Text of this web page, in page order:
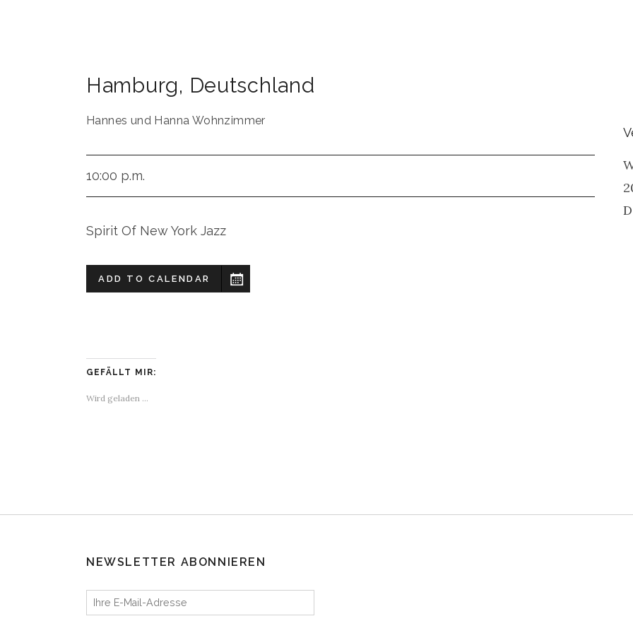
Hamburg, Deutschland
Hannes und Hanna Wohnzimmer
10:00 p.m.
Spirit Of New York Jazz
ADD TO CALENDAR
GEFÄLLT MIR:
Wird geladen …
NEWSLETTER ABONNIEREN
Ihre E-Mail-Adresse